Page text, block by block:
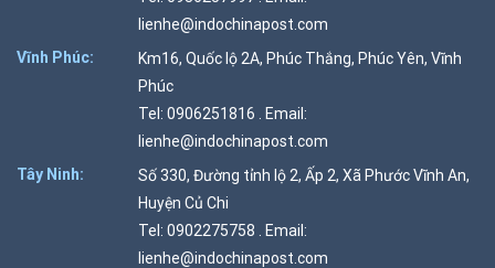
lienhe@indochinapost.com
Vĩnh Phúc:
Km16, Quốc lộ 2A, Phúc Thắng, Phúc Yên, Vĩnh
Phúc
Tel: 0906251816 . Email:
lienhe@indochinapost.com
Tây Ninh:
Số 330, Đường tỉnh lộ 2, Ấp 2, Xã Phước Vĩnh An,
Huyện Củ Chi
Tel: 0902275758 . Email:
lienhe@indochinapost.com